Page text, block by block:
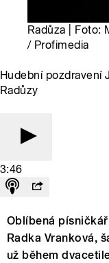
Radůza | Foto:
/ Profimedia
Hudební pozdravení
Radůzy
3:46
Oblíbená
Radka Vranková,
už během